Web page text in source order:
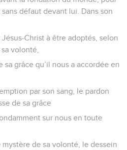
défaut devant lui. Dans son
Christ à être adoptés, selon
volonté,
grâce qu’il nous a accordée en
par son sang, le pardon
de sa grâce
sur nous en toute
de sa volonté, le dessein